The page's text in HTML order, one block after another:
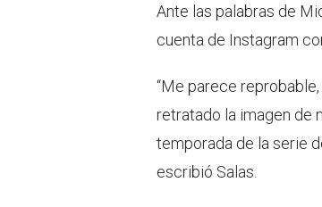
Ante las palabras de
cuenta de Instagram
“Me parece
retratado la imagen de
temporada de la serie
escribió Salas.